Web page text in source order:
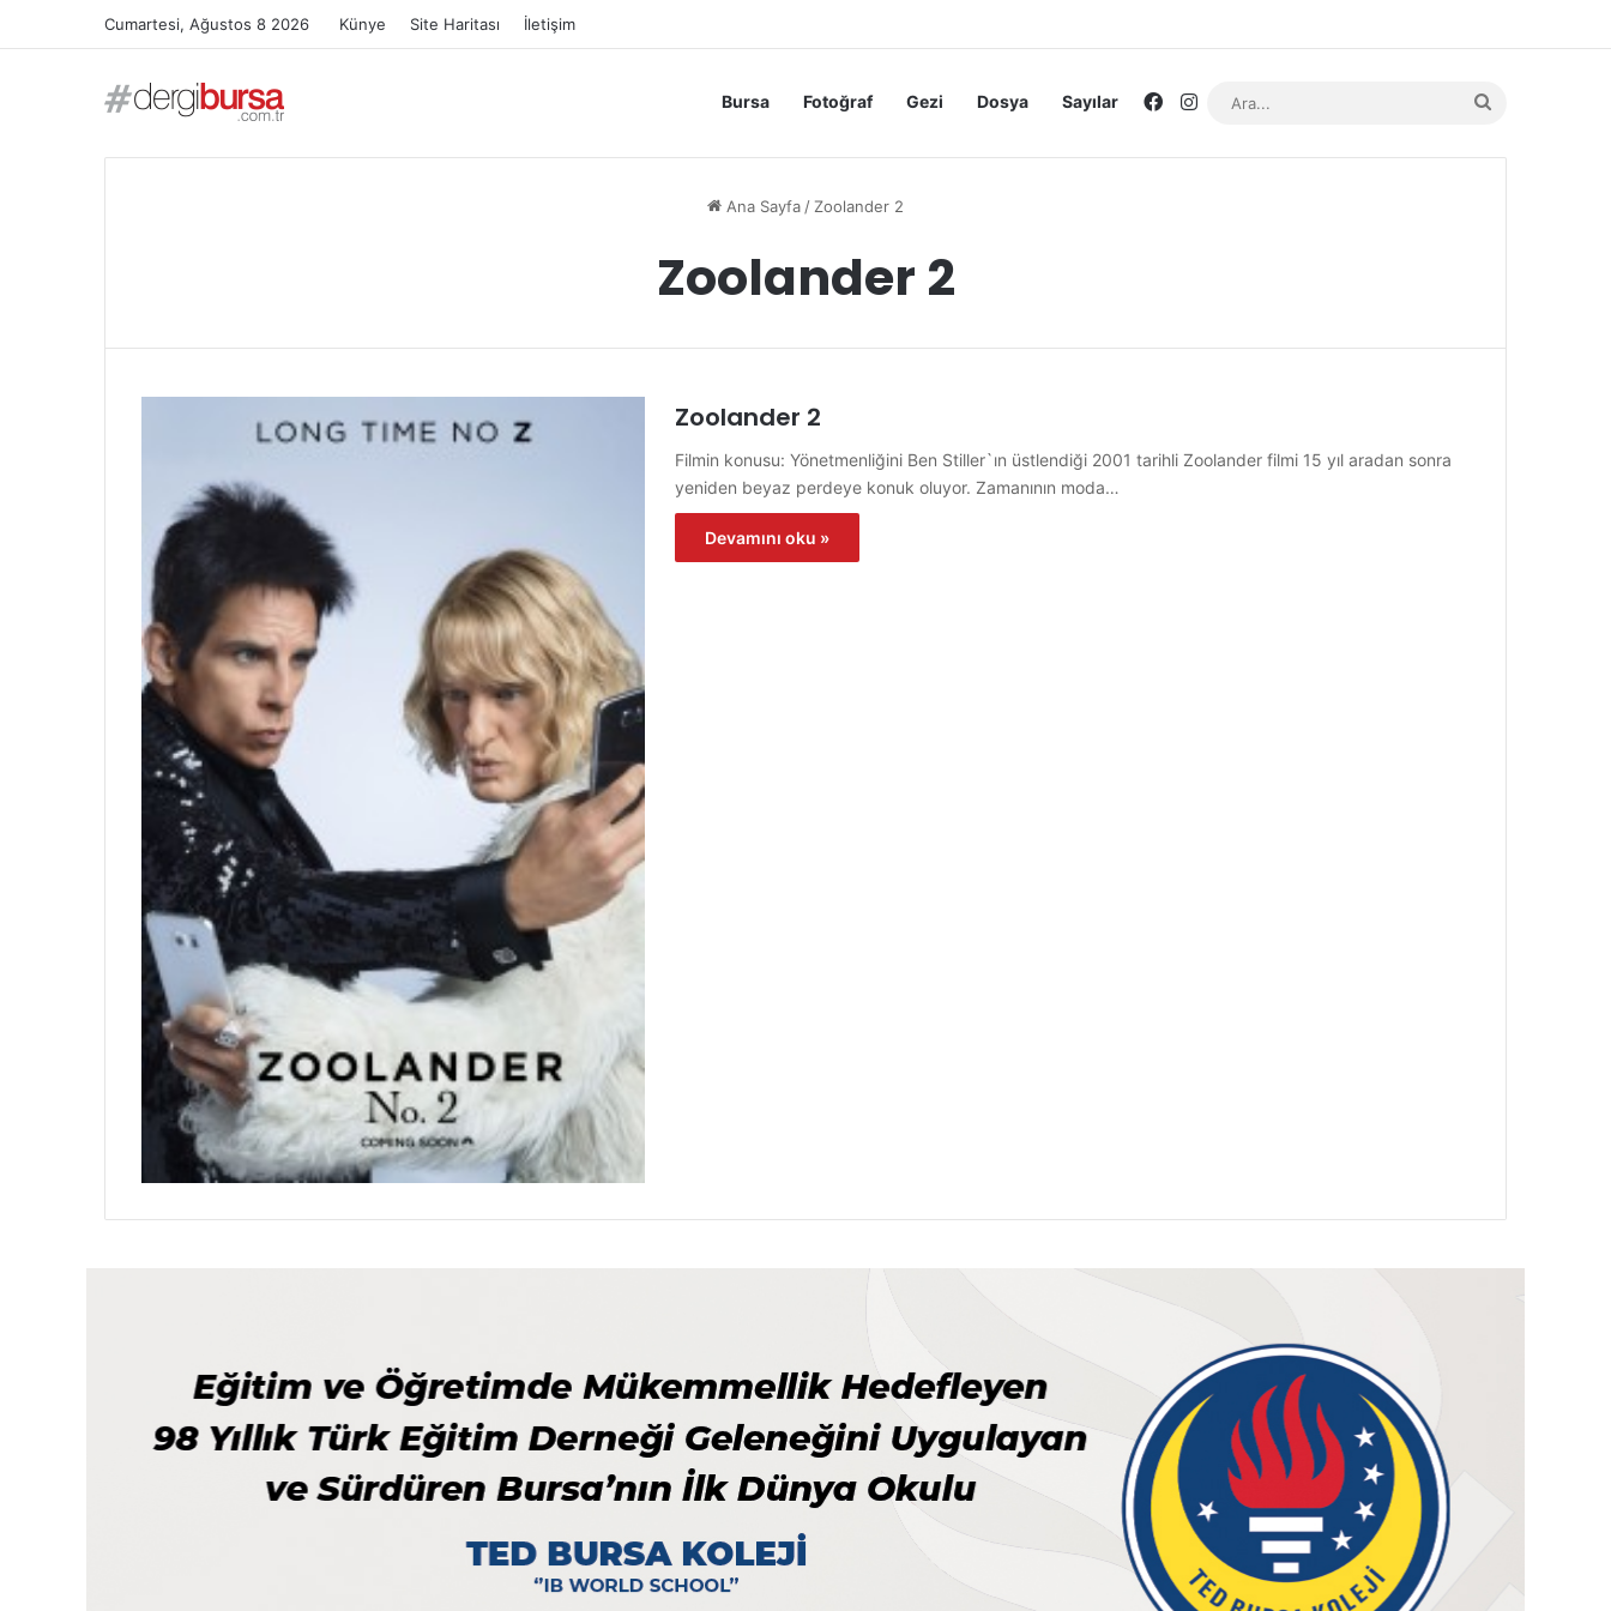
Cumartesi, Ağustos 8 2026 Künye Site Haritası İletişim
Bursa Fotoğraf Gezi Dosya Sayılar Facebook
Instagram
Ana Sayfa / Zoolander 2
Zoolander 2
Zoolander 2
Filmin konusu: Yönetmenliğini Ben Stiller`ın üstlendiği 2001 tarihli Zoolander filmi 15 yıl aradan sonra
yeniden beyaz perdeye konuk oluyor. Zamanının moda…
Devamını oku »